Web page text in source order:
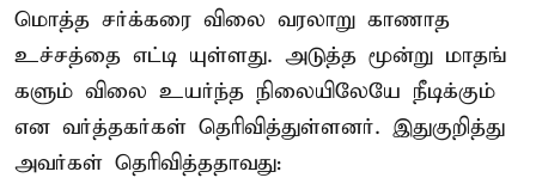
மொத்த சர்க்கரை விலை வரலாறு காணாத
உச்சத்தை எட்டி யுள்ளது. அடுத்த மூன்று மாதங்
களும் விலை உயர்ந்த நிலையிலேயே நீடிக்கும்
என வர்த்தகர்கள் தெரிவித்துள்ளனர். இதுகுறித்து
அவர்கள் தெரிவித்ததாவது: